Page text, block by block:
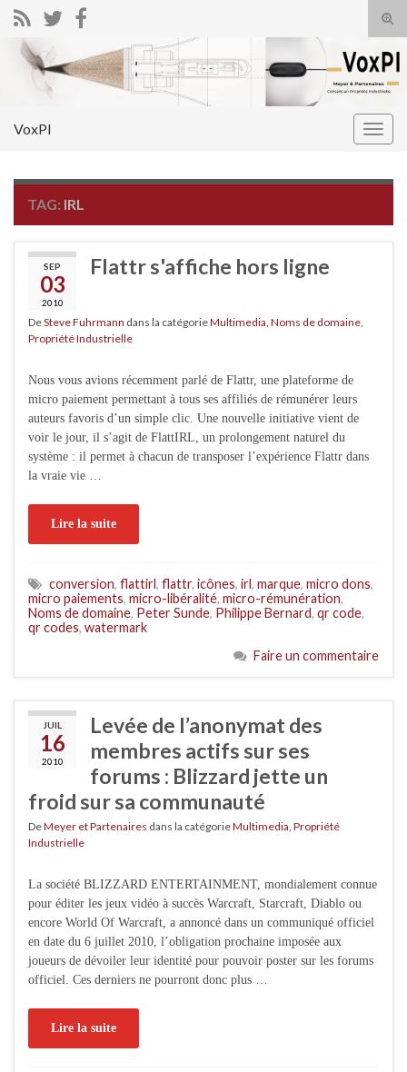
Search for:
VoxPI
TAG: IRL
SEP
03
2010
Flattr s'affiche hors ligne
DeSteve Fuhrmann dans la catégorieMultimedia Noms de domaine
Propriété Industrielle
Nous vous avions récemment parlé de Flattr, une plateforme de
micro paiement permettant à tous ses affiliés de rémunérer leurs
auteurs favoris d’un simple clic. Une nouvelle initiative vient de
voir le jour, il s’agit de FlattIRL, un prolongement naturel du
système : il permet à chacun de transposer l’expérience Flattr dans
la vraie vie …
Lire la suite
conversion, flattirl, flattr, icônes, irl, marque, micro dons,
micro paiements, micro-libéralité, micro-rémunération,
Noms de domaine, Peter Sunde, Philippe Bernard, qr code,
qr codes, watermark
Faire un commentaire
JUIL
16
2010
Levée de l’anonymat des
membres actifs sur ses
forums : Blizzard jette un
froid sur sa communauté
DeMeyer et Partenaires dans la catégorieMultimedia Propriété
Industrielle
La société BLIZZARD ENTERTAINMENT, mondialement connue
pour éditer les jeux vidéo à succès Warcraft, Starcraft, Diablo ou
encore World Of Warcraft, a annoncé dans un communiqué officiel
en date du 6 juillet 2010, l’obligation prochaine imposée aux
joueurs de dévoiler leur identité pour pouvoir poster sur les forums
officiel. Ces derniers ne pourront donc plus …
Lire la suite